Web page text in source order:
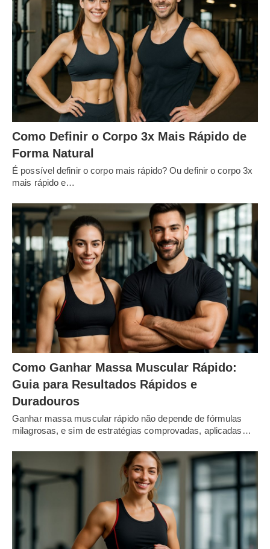
Como Definir o Corpo 3x Mais Rápido de
Forma Natural
É possível definir o corpo mais rápido? Ou definir o corpo 3x
mais rápido e…
Como Ganhar Massa Muscular Rápido:
Guia para Resultados Rápidos e
Duradouros
Ganhar massa muscular rápido não depende de fórmulas
milagrosas, e sim de estratégias comprovadas, aplicadas…